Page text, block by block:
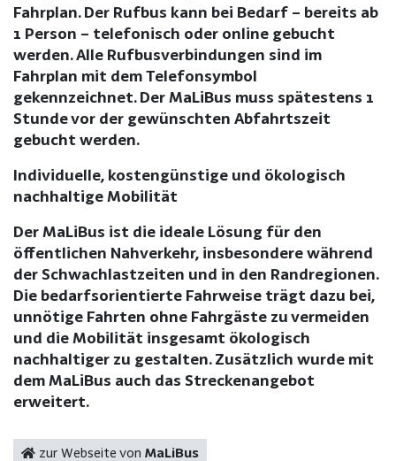
Fahrplan. Der Rufbus kann bei Bedarf – bereits ab
1 Person – telefonisch oder online gebucht
werden. Alle Rufbusverbindungen sind im
Fahrplan mit dem Telefonsymbol
gekennzeichnet. Der MaLiBus muss spätestens 1
Stunde vor der gewünschten Abfahrtszeit
gebucht werden.
Individuelle, kostengünstige und ökologisch
nachhaltige Mobilität
Der MaLiBus ist die ideale Lösung für den
öffentlichen Nahverkehr, insbesondere während
der Schwachlastzeiten und in den Randregionen.
Die bedarfsorientierte Fahrweise trägt dazu bei,
unnötige Fahrten ohne Fahrgäste zu vermeiden
und die Mobilität insgesamt ökologisch
nachhaltiger zu gestalten. Zusätzlich wurde mit
dem MaLiBus auch das Streckenangebot
erweitert.
zur Webseite von MaLiBus